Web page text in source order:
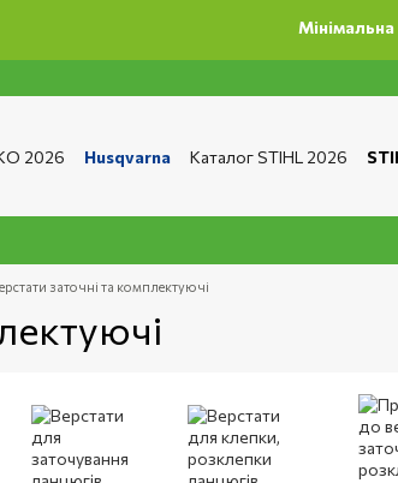
Мінімальна сума
2026 Husqvarna Каталог STIHL 2026
заточні та комплектуючі